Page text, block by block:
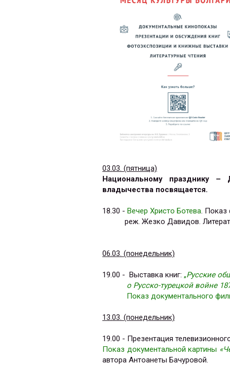
03.03. (пятница)
Национальному празднику –
владычества посвящается.
18.30 - Вечер Христо Ботева .
реж. Жезко Давидов.
06.03. (понедельник)
19.00 - Выставка книг: „Русские
о Русско-турецкой войне
Показ документального
13.03. (понедельник)
19.00 - Презентация
Показ документальной картины
автора Антоанеты Бачуровой.